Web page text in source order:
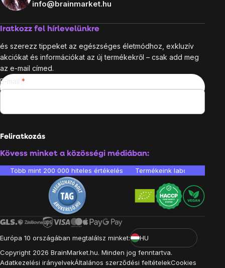
info@brainmarket.hu
Iratkozz fel hírlevelünkre
és szerezz tippeket az egészséges életmódhoz, exkluzív
akciókat és információkat az új termékekről – csak add meg
az e-mail címed.
E-mail
Feliratkozás
Kövess minket a közösségi médiában:
Több mint 200 000 hiteles értékelés Termékeink
Európa 10 országában megtalálsz minket:
HU
Copyright 2026 BrainMarket.hu. Minden jog fenntartva.
Adatkezelési irányelvekÁltalános szerződési feltételekCookies